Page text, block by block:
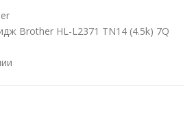
Brother HL-L2371 TN14 (4.5k) 7Q